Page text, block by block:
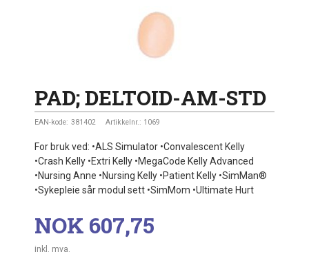
PAD; DELTOID-AM-STD
EAN-kode: 381402 Artikkelnr.: 1069
For bruk ved: •ALS Simulator •Convalescent Kelly
•Crash Kelly •Extri Kelly •MegaCode Kelly Advanced
•Nursing Anne •Nursing Kelly •Patient Kelly •SimMan®
•Sykepleie sår modul sett •SimMom •Ultimate Hurt
Pris
NOK 607,75
inkl. mva.